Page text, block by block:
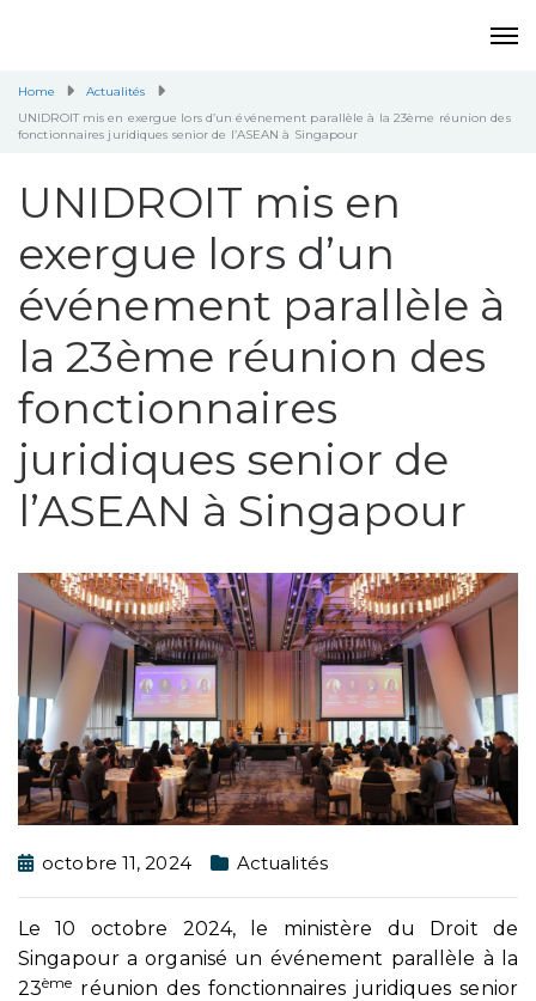
Home
Actualités
UNIDROIT mis en exergue lors d’un événement parallèle à la 23ème réunion des
fonctionnaires juridiques senior de l’ASEAN à Singapour
UNIDROIT mis en
exergue lors d’un
événement parallèle à
la 23ème réunion des
fonctionnaires
juridiques senior de
l’ASEAN à Singapour
octobre 11, 2024 Actualités
Le 10 octobre 2024, le ministère du Droit de
Singapour a organisé un événement parallèle à la
23ème réunion des fonctionnaires juridiques senior